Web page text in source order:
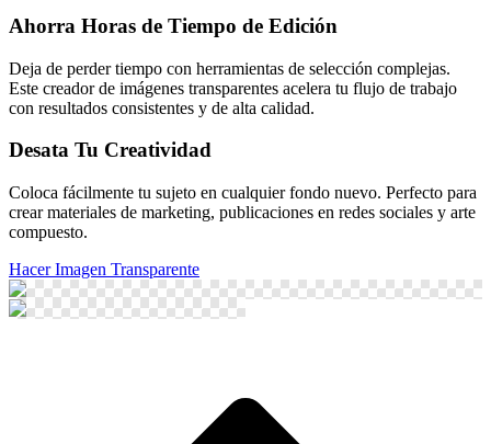
Ahorra Horas de Tiempo de Edición
Deja de perder tiempo con herramientas de selección complejas.
Este creador de imágenes transparentes acelera tu flujo de trabajo
con resultados consistentes y de alta calidad.
Desata Tu Creatividad
Coloca fácilmente tu sujeto en cualquier fondo nuevo. Perfecto para
crear materiales de marketing, publicaciones en redes sociales y arte
compuesto.
Hacer Imagen Transparente